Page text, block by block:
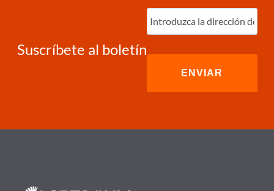
Suscríbete al boletín
Ingrese
correo
electrónico